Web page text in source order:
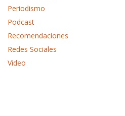
Periodismo
Podcast
Recomendaciones
Redes Sociales
Video